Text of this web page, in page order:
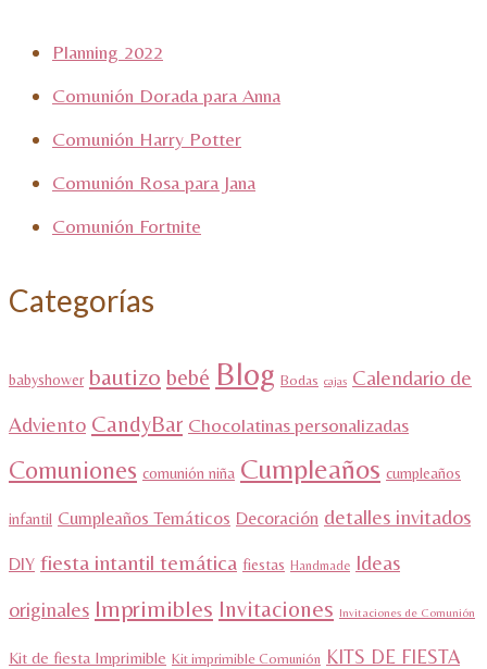
Planning 2022
Comunión Dorada para Anna
Comunión Harry Potter
Comunión Rosa para Jana
Comunión Fortnite
Categorías
babyshower bautizo bebé Blog Bodas cajas Calendario de
Adviento CandyBar Chocolatinas personalizadas
Comuniones comunión niña Cumpleaños cumpleaños
infantil Cumpleaños Temáticos Decoración detalles invitados
DIY fiesta intantil temática fiestas Handmade Ideas
originales Imprimibles Invitaciones Invitaciones de Comunión
Kit de fiesta Imprimible Kit imprimible Comunión KITS DE FIESTA